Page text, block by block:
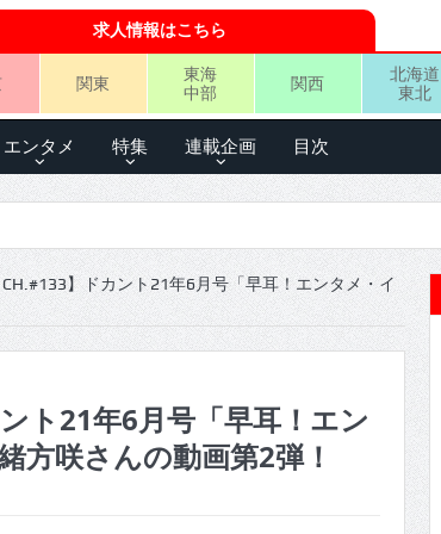
求人情報はこちら
関東
東海
中部
関西
北海道
東北
エンタメ 特集 連載企画 目次
CH.#133】ドカント21年6月号「早耳！エンタメ・イ
ト21年6月号「早耳！エン
方咲さんの動画第2弾！